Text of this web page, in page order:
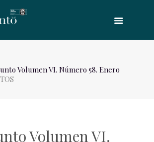
Volumen VI. Número 58. Enero
Volumen VI.